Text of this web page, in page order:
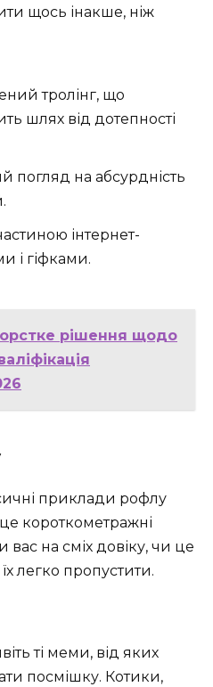
щось інакше, ніж
тролінг, що
шлях від дотепності
погляд на абсурдність
інтернет-
і гіфками.
рішення щодо
приклади рофлу
короткометражні
вас на сміх довіку, чи це
легко пропустити.
ті меми, від яких
посмішку. Котики,